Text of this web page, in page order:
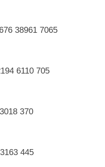
38961 7065
6110 705
370
445